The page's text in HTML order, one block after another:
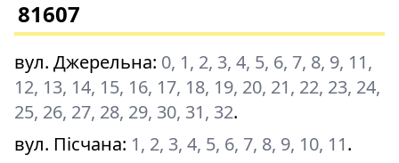
81607
вул. Джерельна: 0, 1, 2, 3, 4, 5, 6, 7, 8, 9, 11,
12, 13, 14, 15, 16, 17, 18, 19, 20, 21, 22, 23, 24,
25, 26, 27, 28, 29, 30, 31, 32.
вул. Пісчана: 1, 2, 3, 4, 5, 6, 7, 8, 9, 10, 11.